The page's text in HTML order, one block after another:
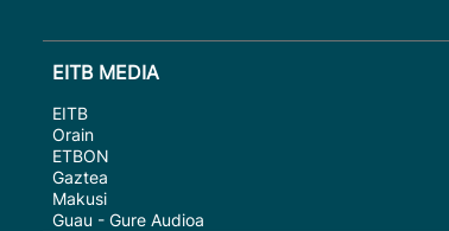
EITB MEDIA
EITB
Orain
ETBON
Gaztea
Makusi
Guau - Gure Audioa